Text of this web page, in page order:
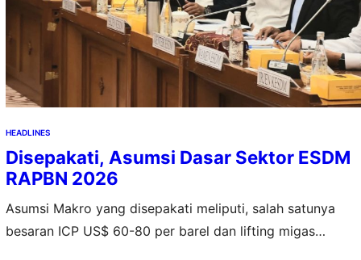
HEADLINES
Disepakati, Asumsi Dasar Sektor ESDM
RAPBN 2026
Asumsi Makro yang disepakati meliputi, salah satunya
besaran ICP US$ 60-80 per barel dan lifting migas